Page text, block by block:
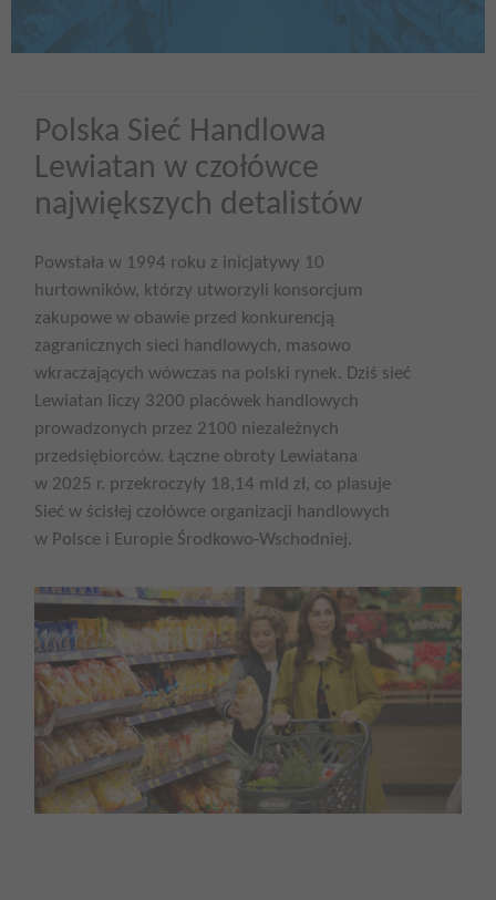
Polska Sieć Handlowa
Lewiatan w czołówce
największych detalistów
Powstała w 1994 roku z inicjatywy 10
hurtowników, którzy utworzyli konsorcjum
zakupowe w obawie przed konkurencją
zagranicznych sieci handlowych, masowo
wkraczających wówczas na polski rynek. Dziś sieć
Lewiatan liczy 3200 placówek handlowych
prowadzonych przez 2100 niezależnych
przedsiębiorców. Łączne obroty Lewiatana
w 2025 r. przekroczyły 18,14 mld zł, co plasuje
Sieć w ścisłej czołówce organizacji handlowych
w Polsce i Europie Środkowo-Wschodniej.